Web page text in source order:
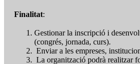
Finalitat:
Gestionar la inscripció i
(congrés, jornada, curs).
Enviar a les empreses,
La organització podrà realitzar